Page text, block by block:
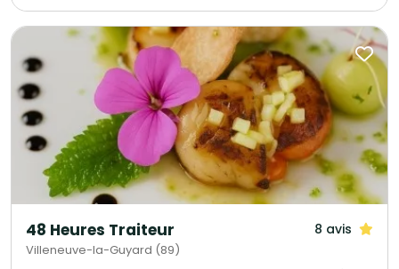
repas en un moment convivial et mémorable.
48 Heures Traiteur 8 avis
Villeneuve-la-Guyard (89)